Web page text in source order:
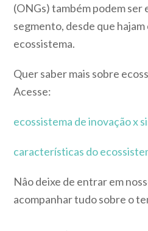
(ONGs) também podem ser
segmento, desde que
ecossistema.
Quer saber mais sobre
Acesse:
ecossistema de inovação x
características do
Nâo deixe de entrar em
acompanhar tudo sobre o